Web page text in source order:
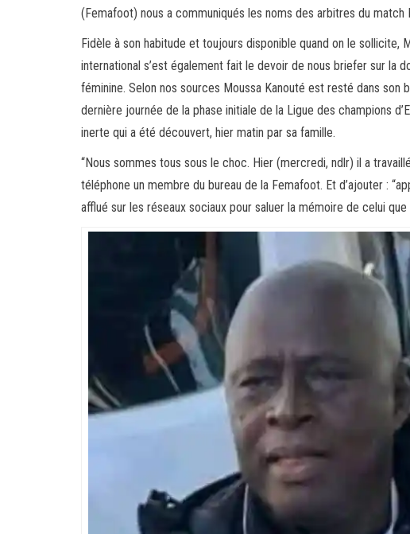
(Femafoot) nous a communiqués les noms des arbitres du
Fidèle à son habitude et toujours disponible quand on le sollicite,
international s’est également fait le devoir de nous briefer sur la
féminine. Selon nos sources Moussa Kanouté est resté dans son
dernière journée de la phase initiale de la Ligue des champions
inerte qui a été découvert, hier matin par sa famille.
“Nous sommes tous sous le choc. Hier (mercredi, ndlr) il a
téléphone un membre du bureau de la Femafoot. Et d’ajouter :
afflué sur les réseaux sociaux pour saluer la mémoire de celui